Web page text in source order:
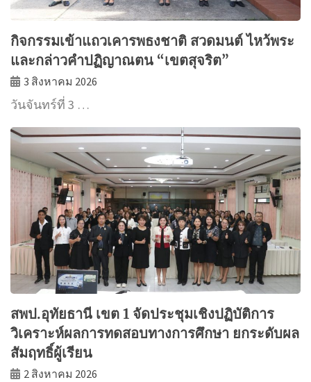
กิจกรรมเข้าแถวเคารพธงชาติ สวดมนต์ ไหว้พระ
และกล่าวคำปฏิญาณตน “เขตสุจริต”
3 สิงหาคม 2026
วันจันทร์ที่ 3 …
สพป.อุทัยธานี เขต 1 จัดประชุมเชิงปฏิบัติการ
วิเคราะห์ผลการทดสอบทางการศึกษา ยกระดับผล
สัมฤทธิ์ผู้เรียน
2 สิงหาคม 2026